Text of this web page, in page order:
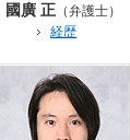
國廣 正（弁護士）
経歴